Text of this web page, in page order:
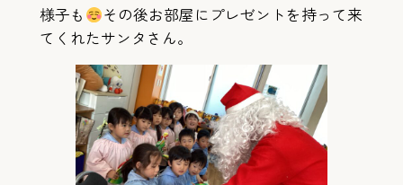
様子も
その後お部屋にプレゼントを持って来
てくれたサンタさん。